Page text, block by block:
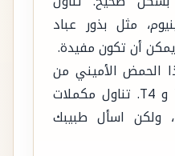
مثل بذور عباد
أن تكون مفيدة.
الحمض الأميني من
الغدة الدرقية لإنتاج T3 و T4. تناول مكملات
ولكن اسأل طبيبك